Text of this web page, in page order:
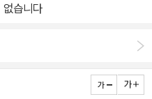
대와 억새를 바라보며 사진을
다. 마당에서 맨발로 뛰노는 아
개를 갸우뚱하다가는, 또 밤하
없습니다